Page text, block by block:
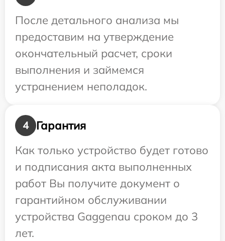
После детального анализа мы
предоставим на утверждение
окончательный расчет, сроки
выполнения и займемся
устранением неполадок.
4
Гарантия
Как только устройство будет готово
и подписания акта выполненных
работ Вы получите документ о
гарантийном обслуживании
устройства Gaggenau сроком до 3
лет.